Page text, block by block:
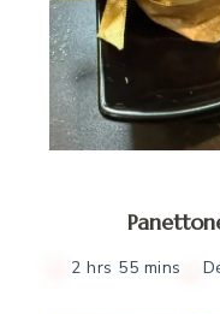
2 hrs 55 mins